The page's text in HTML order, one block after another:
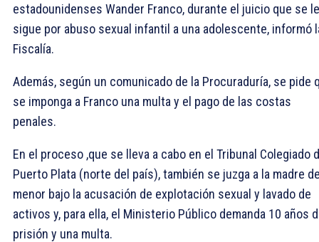
estadounidenses Wander Franco, durante el juicio que se le
sigue por abuso sexual infantil a una adolescente, informó
Fiscalía.
Además, según un comunicado de la Procuraduría, se pide
se imponga a Franco una multa y el pago de las costas
penales.
En el proceso ,que se lleva a cabo en el Tribunal Colegiado
Puerto Plata (norte del país), también se juzga a la madre
menor bajo la acusación de explotación sexual y lavado de
activos y, para ella, el Ministerio Público demanda 10 años
prisión y una multa.